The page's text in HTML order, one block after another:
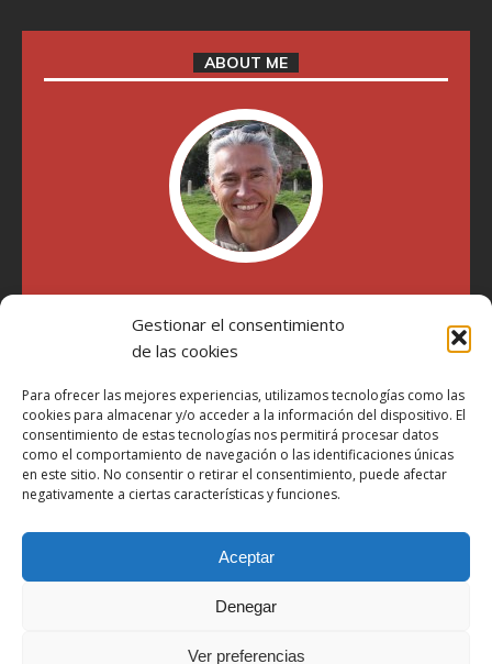
Gestionar el consentimiento
de las cookies
Para ofrecer las mejores experiencias, utilizamos tecnologías como las
cookies para almacenar y/o acceder a la información del dispositivo. El
consentimiento de estas tecnologías nos permitirá procesar datos
como el comportamiento de navegación o las identificaciones únicas
en este sitio. No consentir o retirar el consentimiento, puede afectar
negativamente a ciertas características y funciones.
Aceptar
Denegar
Ver preferencias
ABOUT ME
"Soy Manel Hospido, nací en Valencia en 1969 y desde el
año 2007 he escrito sobre motos en distintos medios.
Millatrece.com es una apuesta por escribir sobre lo que me
participa"
Aviso Legal
Política de Privacidad
Más Información sobre Cookies